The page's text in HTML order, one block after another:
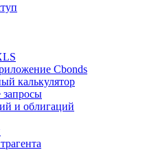
Cbonds
калькулятор
и облигаций